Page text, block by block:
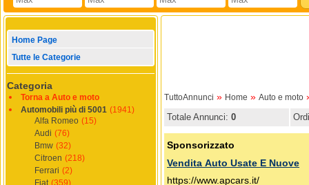
Home Page
Tutte le Categorie
Categoria
Torna a Auto e moto
Automobili più di 5001 (1941)
Alfa Romeo (15)
Audi (76)
Bmw (32)
Citroen (218)
Ferrari (2)
TuttoAnnunci » Home » Auto e moto
Totale Annunci: 0